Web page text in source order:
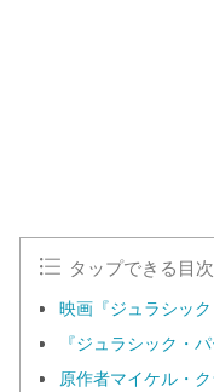
タップできる目次
映画『ジュラシッ
『ジュラシック・
原作者マイケル・